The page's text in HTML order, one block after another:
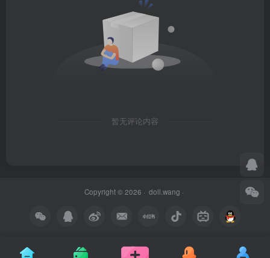
暂无评论内容
Copyright © 2026 · doll.wang ·